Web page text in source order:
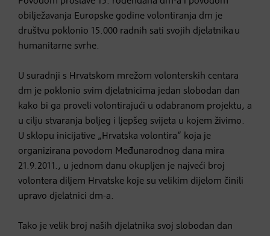
obilježavanja Europske godine volontiranja dm je
društvu poklonio 15.000 radnih sati svojih djelatnika u
humanitarne svrhe.
U suradnji s Hrvatskom mrežom volonterskih centara
dm je poklonio svim djelatnicima jedan slobodan dan
kako bi ga proveli volontirajući u odabranom projektu, a
u cilju stvaranja boljeg i ljepšeg svijeta u kojem živimo.
U sklopu inicijative „Hrvatska volontira“ koja je
organizirana povodom Međunarodnog dana mira
21.9.2011., u jednom danu okupljen je najveći broj
volontera diljem Hrvatske koje su velikim dijelom činili
upravo djelatnici dm-a.
Tako je velik broj naših djelatnika svoj slobodan dan